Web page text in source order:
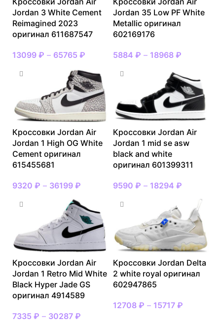
Jordan 3 White Cement
Reimagined 2023
оригинал 611687547
13099 ₽ – 65765 ₽
Jordan 35 Low PF White
Metallic оригинал
602169176
5884 ₽ – 18968 ₽
Кроссовки Jordan Air
Jordan 1 High OG White
Cement оригинал
615455681
9320 ₽ – 36199 ₽
Кроссовки Jordan Air
Jordan 1 mid se asw
black and white
оригинал 601399311
9590 ₽ – 18294 ₽
Кроссовки Jordan Air
Jordan 1 Retro Mid White
Black Hyper Jade GS
оригинал 4914589
7335 ₽ – 30287 ₽
Кроссовки Jordan Delta
2 white royal оригинал
602947865
12708 ₽ – 15717 ₽